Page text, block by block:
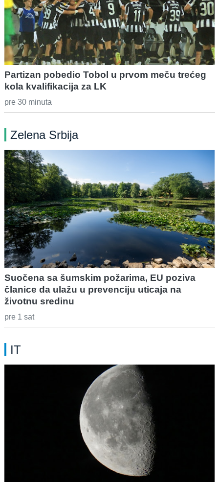
Partizan pobedio Tobol u prvom meču trećeg
kola kvalifikacija za LK
pre 30 minuta
Zelena Srbija
Suočena sa šumskim požarima, EU poziva
članice da ulažu u prevenciju uticaja na
životnu sredinu
pre 1 sat
IT